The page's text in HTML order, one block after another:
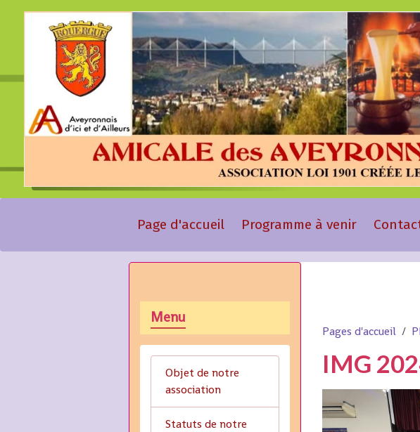
Page d'accueil Programme à venir
Pages d'accueil
IMG
Menu
Objet de notre
association
Statuts de notre